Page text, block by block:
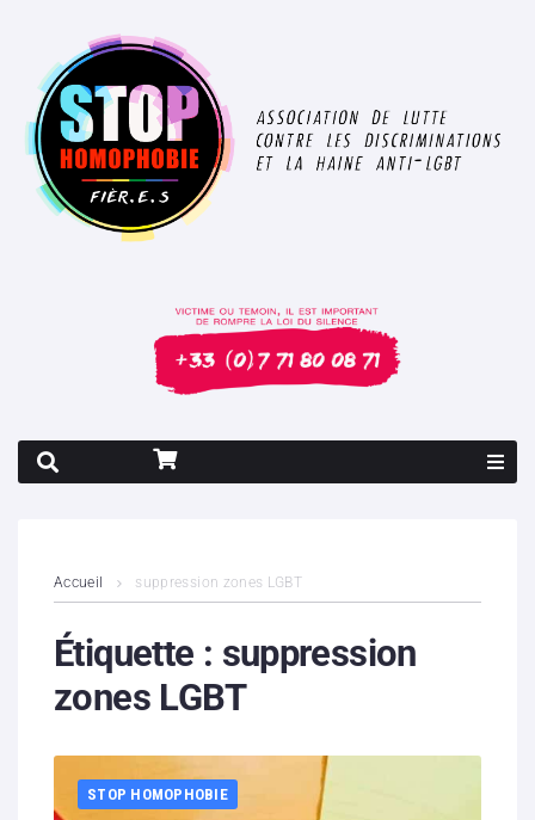
Contenus litigieux
Nous soutenir
Partenaires
Accueil suppression zones LGBT
Étiquette : suppression
zones LGBT
STOP HOMOPHOBIE